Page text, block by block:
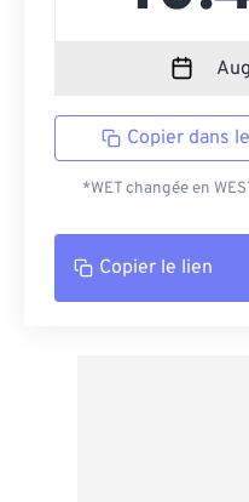
Copier dans
*WET changée en
Copier le lien